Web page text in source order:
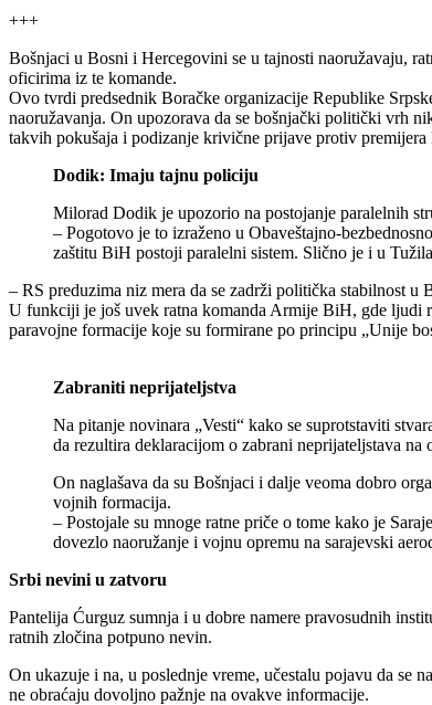
+++
Bošnjaci u Bosni i Hercegovini se u tajnosti naoružavaju,
oficirima iz te komande.
Ovo tvrdi predsednik Boračke organizacije Republike
naoružavanja. On upozorava da se bošnjački politički vrh
takvih pokušaja i podizanje krivične prijave protiv
Dodik: Imaju tajnu policiju
Milorad Dodik je upozorio na postojanje paralelnih
– Pogotovo je to izraženo u Obaveštajno-
zaštitu BiH postoji paralelni sistem. Slično je i u
– RS preduzima niz mera da se zadrži politička stabilnost
U funkciji je još uvek ratna komanda Armije BiH, gde ljudi
paravojne formacije koje su formirane po principu „Unije
Zabraniti neprijateljstva
Na pitanje novinara „Vesti“ kako se suprotstaviti
da rezultira deklaracijom o zabrani neprijateljstava
On naglašava da su Bošnjaci i dalje veoma dobro
vojnih formacija.
– Postojale su mnoge ratne priče o tome kako je
dovezlo naoružanje i vojnu opremu na sarajevski
Srbi nevini u zatvoru
Pantelija Ćurguz sumnja i u dobre namere pravosudnih
ratnih zločina potpuno nevin.
On ukazuje i na, u poslednje vreme, učestalu pojavu da se
ne obraćaju dovoljno pažnje na ovakve informacije.